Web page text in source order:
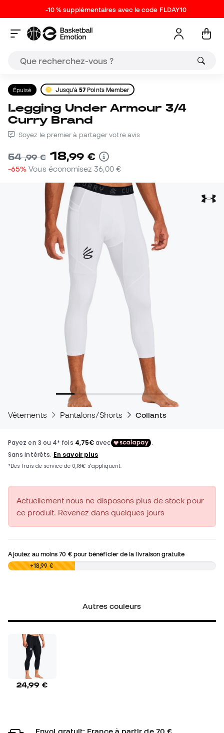
-10 % supplémentaires avec le code FLDAY10
Épuisé Jusqu'à57 Points Member
Legging Under Armour 3/4
Curry Brand
Soyez le premier à partager votre avis
54,99 € 18,99 €
-65% Vous économisez 36,00 €
Vêtements Pantalons/Shorts Collants
Actuellement nous ne disposons plus de stock pour
ce produit. Revenez dans quelques jours
Ajoutez au moins70 €pour bénéficier de la livraison gratuite
0,00 € +18,99 €
Autres couleurs
24,99 €
Envoi gratuit: France à partir de 70 €